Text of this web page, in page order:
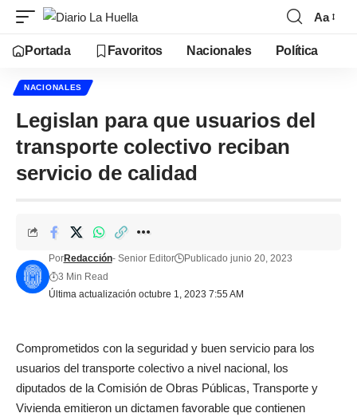
Aa
Portada Favoritos Nacionales Política
NACIONALES
Legislan para que usuarios del
transporte colectivo reciban
servicio de calidad
Última actualización octubre 1, 2023 7:55 AM
PorRedacción- Senior Editor
Publicado junio 20, 2023
3 Min Read
Comprometidos con la seguridad y buen servicio para los
usuarios del transporte colectivo a nivel nacional, los
diputados de la Comisión de Obras Públicas, Transporte y
Vivienda emitieron un dictamen favorable que contienen